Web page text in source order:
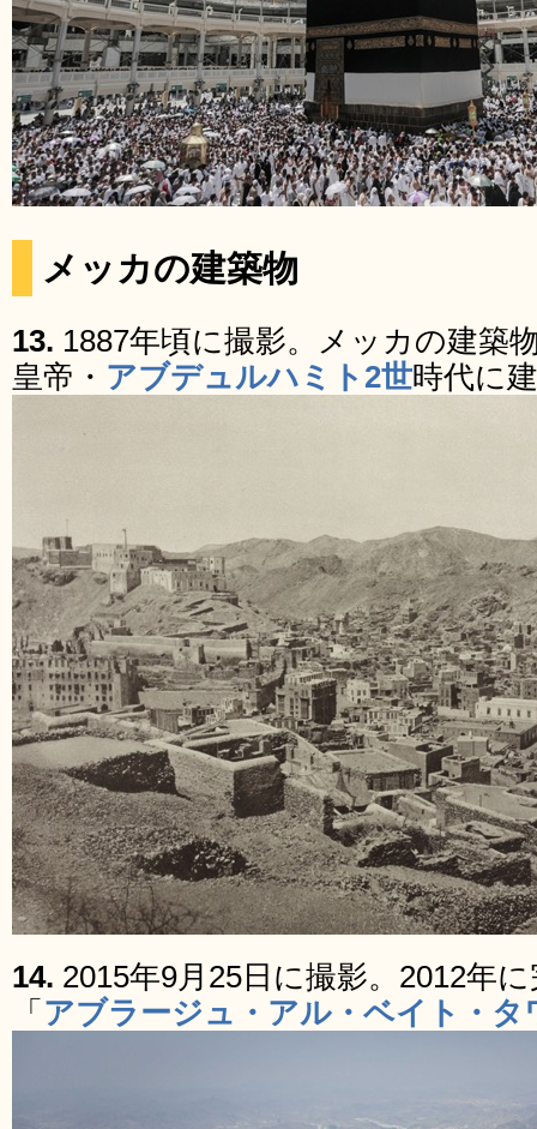
メッカの建築物
13. 1887年頃に撮影。メッカの建築
皇帝・ アブデュルハミト2世時代に
14. 2015年9月25日に撮影。2012年
「 アブラージュ・アル・ベイト・タ